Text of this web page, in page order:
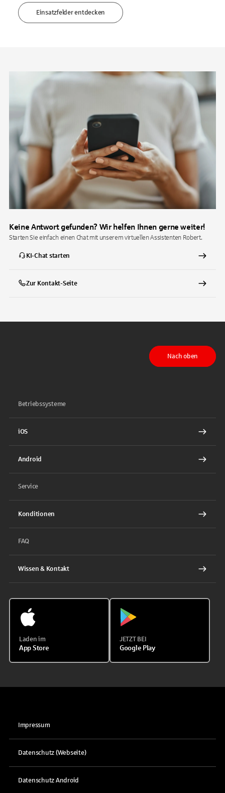
Einsatzfelder entdecken
Keine Antwort gefunden? Wir helfen Ihnen gerne weiter!
Starten Sie einfach einen Chat mit unserem virtuellen Assistenten Robert.
KI-Chat starten
Zur Kontakt-Seite
Nach oben
Betriebssysteme
iOS
Android
Service
Konditionen
FAQ
Wissen & Kontakt
Laden im
App Store
JETZT BEI
Google Play
Impressum
Datenschutz (Webseite)
Datenschutz Android